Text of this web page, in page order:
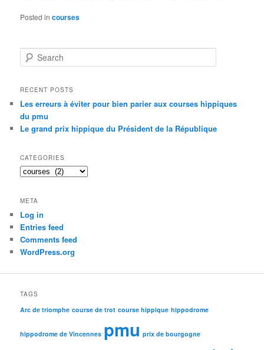
Posted in courses
e
r
h
RECENT POSTS
Les erreurs à éviter pour bien parier aux courses hippiques
du pmu
Le grand prix hippique du Président de la République
CATEGORIES
C
e
g
o
r
i
s
META
Log in
Entries feed
Comments feed
WordPress.org
TAGS
Arc de triomphe course de trot course hippique hippodrome
hippodrome de Vincennes pmu prix de bourgogne